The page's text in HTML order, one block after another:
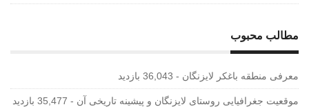
مطالب محبوب
معرفی منطقه باغکر لایزنگان - 36,043 بازدید
موقعیت جغرافیایی روستای لایزنگان و پیشینه تاریخی آن - 35,477 بازدید